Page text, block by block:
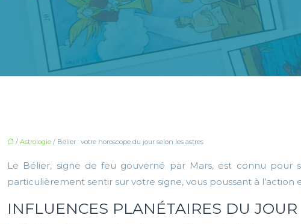
/ Astrologie / Bélier : votre horoscope du jour selon les astres
Le Bélier, signe de feu gouverné par Mars, est connu pour
particulièrement sentir sur votre signe, vous poussant à l’action
INFLUENCES PLANÉTAIRES DU JOUR